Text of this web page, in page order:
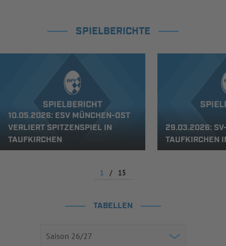
SPIELBERICHTE
10.05.2026: ESV MÜNCHEN-OST
VERLIERT SPITZENSPIEL IN
TAUFKIRCHEN
29.03.2026:
TAUFKIRCHEN
1 / 15
TABELLEN